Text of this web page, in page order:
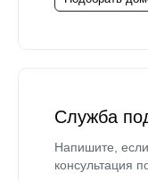
Служба
Напишите,
консультация